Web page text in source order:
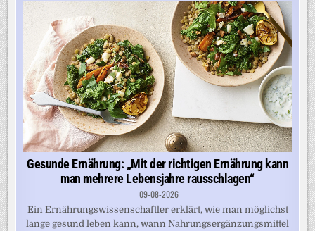
Gesunde Ernährung: „Mit der richtigen Ernährung kann
man mehrere Lebensjahre rausschlagen“
09-08-2026
Ein Ernährungswissenschaftler erklärt, wie man möglichst
lange gesund leben kann, wann Nahrungsergänzungsmittel